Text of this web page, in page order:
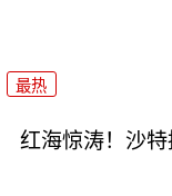
最热
红海惊涛！沙